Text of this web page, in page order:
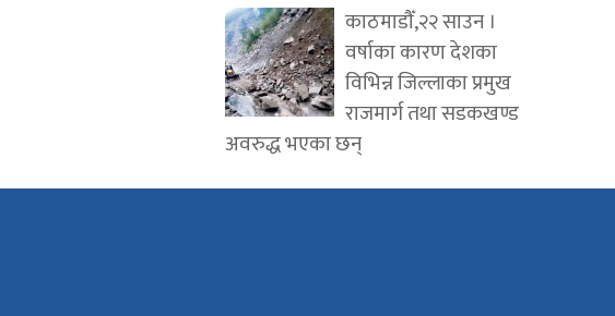
काठमाडौँ,२२ साउन ।
वर्षाका कारण देशका
विभिन्न जिल्लाका प्रमुख
राजमार्ग तथा सडकखण्ड
अवरुद्ध भएका छन्